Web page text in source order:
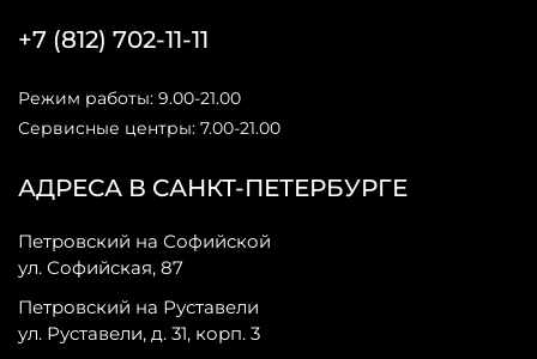
АДРЕСА В САНКТ-ПЕТЕРБУРГЕ
Петровский на Софийской
ул. Софийская, 87
Петровский на Руставели
ул. Руставели, д. 31, корп. 3
+7 (812) 702-11-11
Режим работы: 9.00-21.00
Сервисные центры: 7.00-21.00